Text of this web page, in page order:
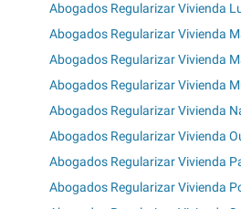
Abogados Regularizar Vivienda
Abogados Regularizar Vivienda
Abogados Regularizar Vivienda
Abogados Regularizar Vivienda
Abogados Regularizar Vivienda
Abogados Regularizar Vivienda
Abogados Regularizar Vivienda
Abogados Regularizar Vivienda